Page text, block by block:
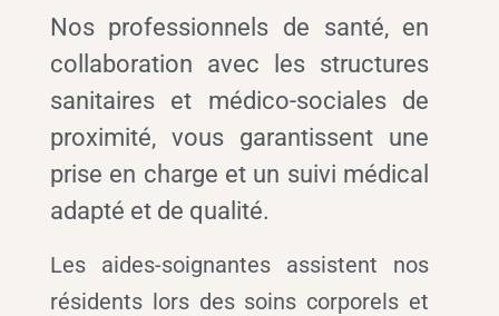
Nos professionnels de santé, en
collaboration avec les structures
sanitaires et médico-sociales de
proximité, vous garantissent une
prise en charge et un suivi médical
adapté et de qualité.
Les aides-soignantes assistent nos
résidents lors des soins corporels et